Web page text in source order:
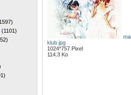
(1101)
klub jpg
1024*757 Pixel
114.3 Ko